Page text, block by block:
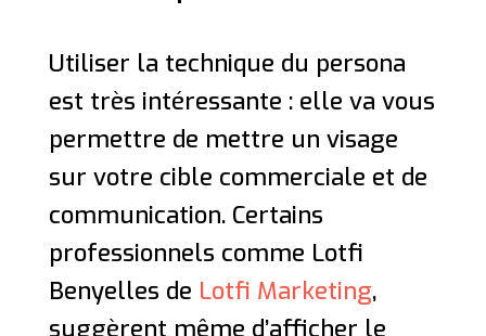
Utiliser la technique du persona
est très intéressante : elle va vous
permettre de mettre un visage
sur votre cible commerciale et de
communication. Certains
professionnels comme Lotfi
Benyelles de Lotfi Marketing,
suggèrent même d’afficher le